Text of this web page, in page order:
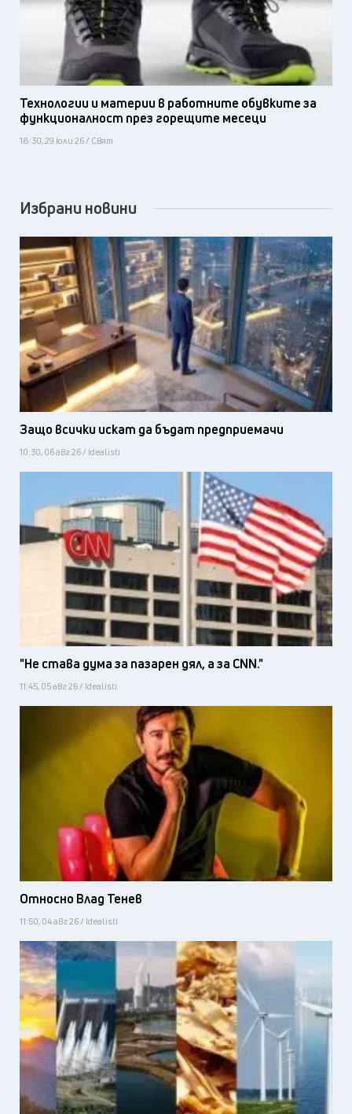
Технологии и материи в работните обувките за
функционалност през горещите месеци
18:30, 29 юли 26 / Свят
Избрани новини
Защо всички искат да бъдат предприемачи
10:30, 06 авг 26 / Idealisti
"Не става дума за пазарен дял, а за CNN."
11:45, 05 авг 26 / Idealisti
Относно Влад Тенев
11:50, 04 авг 26 / Idealisti